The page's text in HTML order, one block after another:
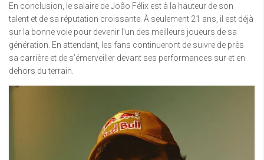
En conclusion, le salaire de João Félix est à la hauteur de son
talent et de sa réputation croissante. À seulement 21 ans, il est déjà
sur la bonne voie pour devenir l’un des meilleurs joueurs de sa
génération. En attendant, les fans continueront de suivre de près
sa carrière et de s’émerveiller devant ses performances sur et en
dehors du terrain.